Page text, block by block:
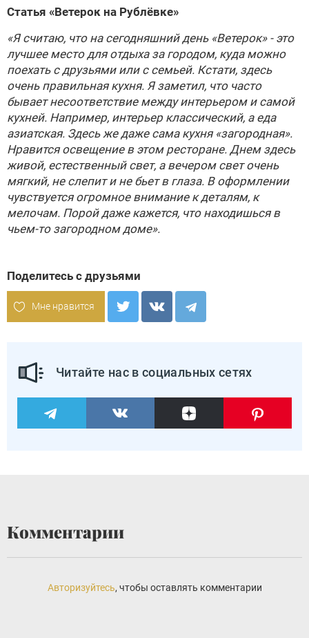
Статья «Ветерок на Рублёвке»
«Я считаю, что на сегодняшний день «Ветерок» - это
лучшее место для отдыха за городом, куда можно
поехать с друзьями или с семьей. Кстати, здесь
очень правильная кухня. Я заметил, что часто
бывает несоответствие между интерьером и самой
кухней. Например, интерьер классический, а еда
азиатская. Здесь же даже сама кухня «загородная».
Нравится освещение в этом ресторане. Днем здесь
живой, естественный свет, а вечером свет очень
мягкий, не слепит и не бьет в глаза. В оформлении
чувствуется огромное внимание к деталям, к
мелочам. Порой даже кажется, что находишься в
чьем-то загородном доме».
Поделитесь с друзьями
Мне нравится
Читайте нас в социальных сетях
Комментарии
Авторизуйтесь, чтобы оставлять комментарии